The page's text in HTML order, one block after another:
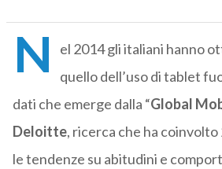
N
el 2014 gli italiani hanno
quello dell’uso di tablet
dati che emerge dalla “Global
Deloitte, ricerca che ha coinvolto
le tendenze su abitudini e